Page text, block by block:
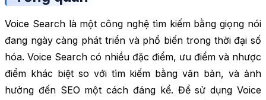
Voice Search là một công nghệ tìm kiếm bằng giọng nói
đang ngày càng phát triển và phổ biến trong thời đại số
hóa. Voice Search có nhiều đặc điểm, ưu điểm và nhược
điểm khác biệt so với tìm kiếm bằng văn bản, và ảnh
hưởng đến SEO một cách đáng kể. Để sử dụng Voice